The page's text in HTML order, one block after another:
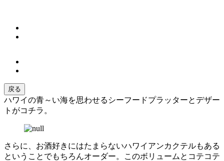
戻る
ハワイの青～い海を思わせるシーフードプラッターとデザー
トがコチラ。
さらに、お酒好きにはたまらないハワイアンカクテルもある
ということでもちろんオーダー。このボリュームとコテコテ